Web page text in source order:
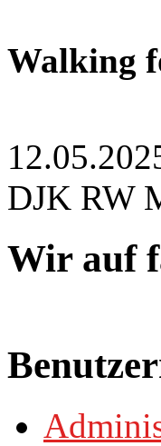
Walking
DJK RW
Wir auf